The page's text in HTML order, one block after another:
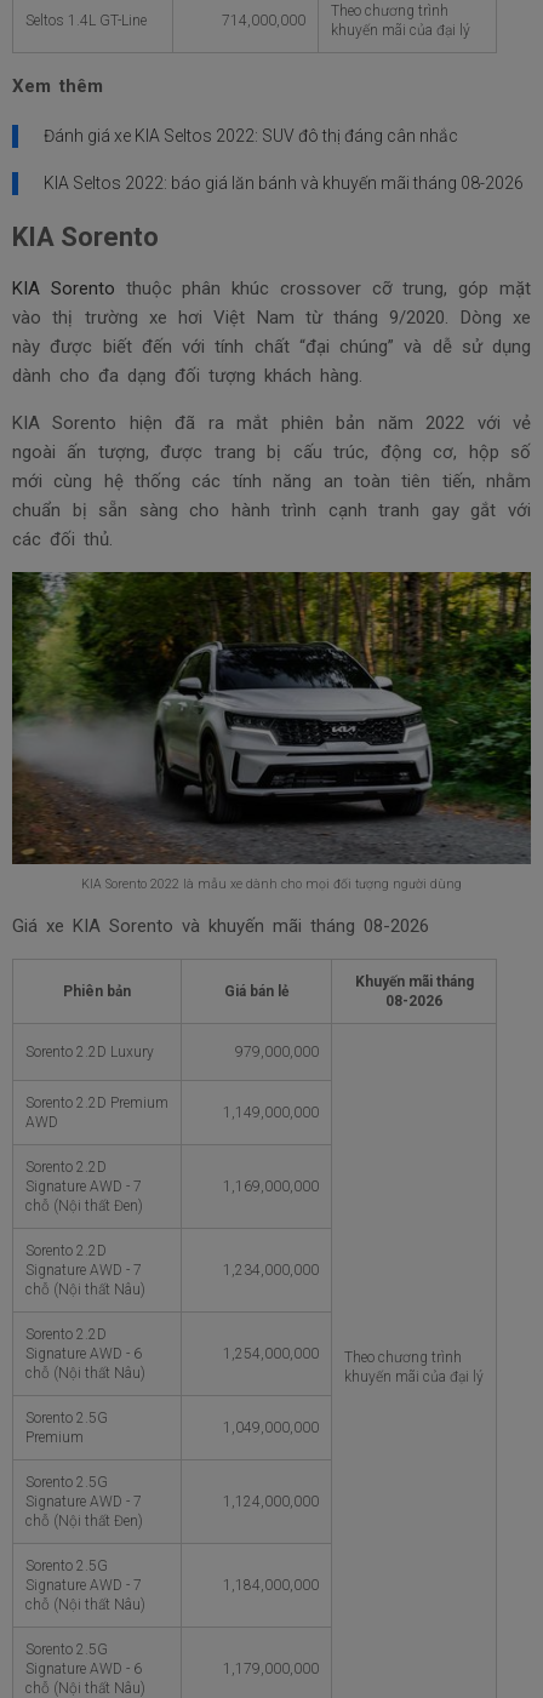
Seltos 1.4L GT-Line 714,000,000
Theo chương trình
khuyến mãi của đại lý
Xem thêm
Đánh giá xe KIA Seltos 2022: SUV đô thị đáng cân nhắc
KIA Seltos 2022: báo giá lăn bánh và khuyến mãi tháng 08-2026
KIA Sorento
KIA Sorento thuộc phân khúc crossover cỡ trung, góp mặt
vào thị trường xe hơi Việt Nam từ tháng 9/2020. Dòng xe
này được biết đến với tính chất “đại chúng” và dễ sử dụng
dành cho đa dạng đối tượng khách hàng.
KIA Sorento hiện đã ra mắt phiên bản năm 2022 với vẻ
ngoài ấn tượng, được trang bị cấu trúc, động cơ, hộp số
mới cùng hệ thống các tính năng an toàn tiên tiến, nhằm
chuẩn bị sẵn sàng cho hành trình cạnh tranh gay gắt với
các đối thủ.
KIA Sorento 2022 là mẫu xe dành cho mọi đối tượng người dùng
Giá xe KIA Sorento và khuyến mãi tháng 08-2026
Phiên bản Giá bán lẻ
Khuyến mãi tháng
08-2026
Sorento 2.2D Luxury 979,000,000
Theo chương trình
khuyến mãi của đại lý
Sorento 2.2D Premium
AWD
1,149,000,000
Sorento 2.2D
Signature AWD - 7
chỗ (Nội thất Đen)
1,169,000,000
Sorento 2.2D
Signature AWD - 7
chỗ (Nội thất Nâu)
1,234,000,000
Sorento 2.2D
Signature AWD - 6
chỗ (Nội thất Nâu)
1,254,000,000
Sorento 2.5G
Premium
1,049,000,000
Sorento 2.5G
Signature AWD - 7
chỗ (Nội thất Đen)
1,124,000,000
Sorento 2.5G
Signature AWD - 7
chỗ (Nội thất Nâu)
1,184,000,000
Sorento 2.5G
Signature AWD - 6
chỗ (Nội thất Nâu)
1,179,000,000